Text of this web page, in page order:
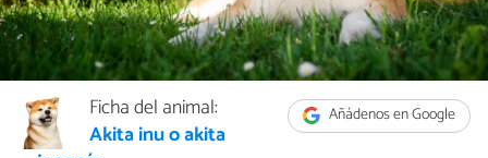
Añádenos en Google
Ficha del animal:
Akita inu o akita